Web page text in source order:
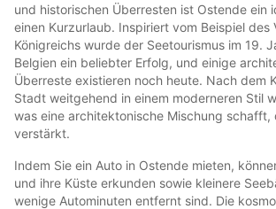
und historischen Überresten ist Ostende ein
einen Kurzurlaub. Inspiriert vom Beispiel des
Königreichs wurde der Seetourismus im 19.
Belgien ein beliebter Erfolg, und einige
Überreste existieren noch heute. Nach dem
Stadt weitgehend in einem moderneren Stil
was eine architektonische Mischung schafft,
verstärkt.
Indem Sie ein Auto in Ostende mieten,
und ihre Küste erkunden sowie kleinere
wenige Autominuten entfernt sind. Die